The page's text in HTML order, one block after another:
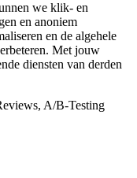
we klik- en
en anoniem
en de algehele
Met jouw
diensten van derden
A/B-Testing